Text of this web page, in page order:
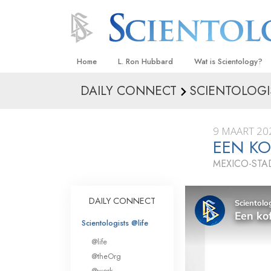
Home L. Ron Hubbard Wat is Scientology?
Overtuigingen &
Wat scientologen
Scientology
Maak kennis met een
Binnen in een Kerk
De Grondbeginselen
DAILY CONNECT
9 MAART
EEN
MEXICO-
DAILY CONNECT
Scientologists @life
@life
@theOrg